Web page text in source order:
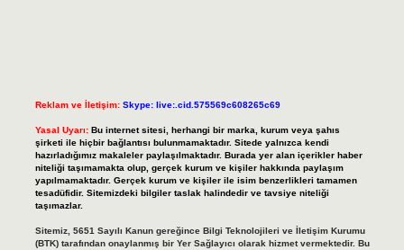
Reklam ve İletişim: Skype: live:.cid.575569c608265c69
Yasal Uyarı: Bu internet sitesi, herhangi bir marka, kurum veya şahıs
şirketi ile hiçbir bağlantısı bulunmamaktadır. Sitede yalnızca kendi
hazırladığımız makaleler paylaşılmaktadır. Burada yer alan içerikler haber
niteliği taşımamakta olup, gerçek kurum ve kişiler hakkında paylaşım
yapılmamaktadır. Gerçek kurum ve kişiler ile isim benzerlikleri tamamen
tesadüfidir. Sitemizdeki bilgiler taslak halindedir ve tavsiye niteliği
taşımazlar.
Sitemiz, 5651 Sayılı Kanun gereğince Bilgi Teknolojileri ve İletişim Kurumu
(BTK) tarafından onaylanmış bir Yer Sağlayıcı olarak hizmet vermektedir. Bu